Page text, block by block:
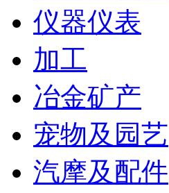
仪器仪表
加工
冶金矿产
宠物及园艺
汽摩及配件